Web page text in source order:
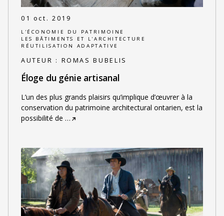
01 oct. 2019
L'ÉCONOMIE DU PATRIMOINE
LES BÂTIMENTS ET L'ARCHITECTURE
RÉUTILISATION ADAPTATIVE
AUTEUR : ROMAS BUBELIS
Éloge du génie artisanal
L’un des plus grands plaisirs qu’implique d’œuvrer à la
conservation du patrimoine architectural ontarien, est la
possibilité de …